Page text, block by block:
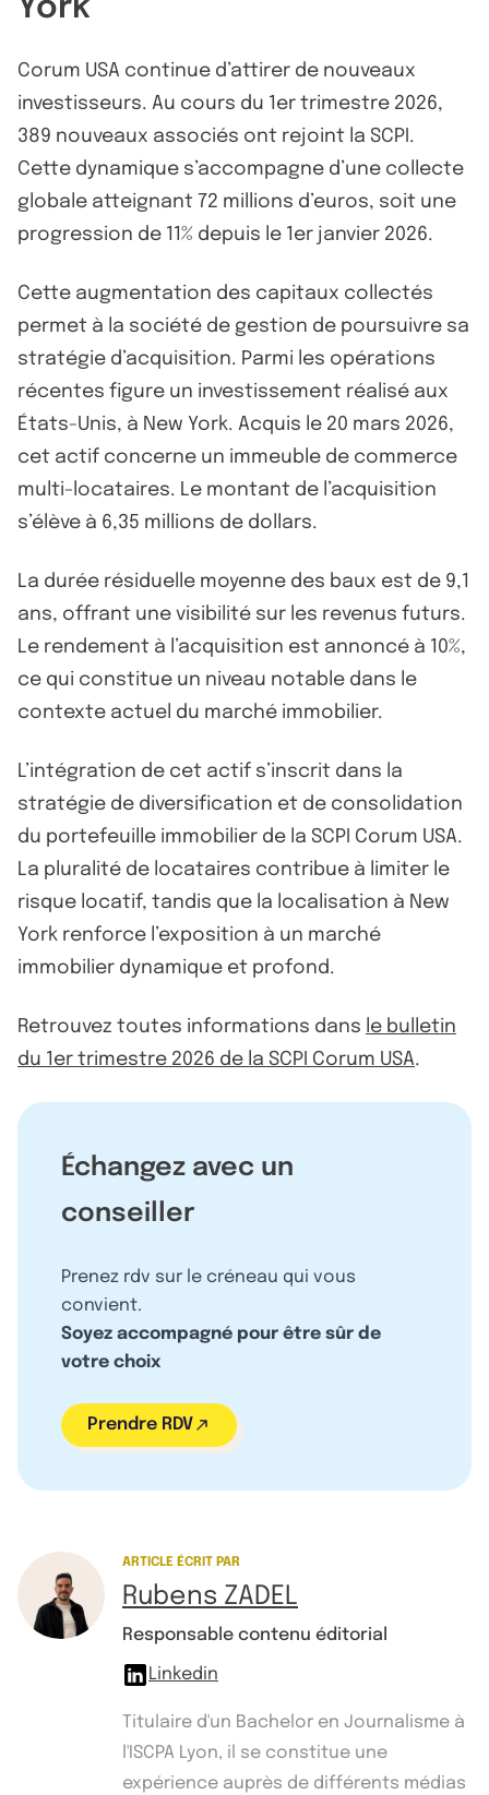
York
Corum USA continue d’attirer de nouveaux
investisseurs. Au cours du 1er trimestre 2026,
389 nouveaux associés ont rejoint la SCPI.
Cette dynamique s’accompagne d’une collecte
globale atteignant 72 millions d’euros, soit une
progression de 11% depuis le 1er janvier 2026.
Cette augmentation des capitaux collectés
permet à la société de gestion de poursuivre sa
stratégie d’acquisition. Parmi les opérations
récentes figure un investissement réalisé aux
États-Unis, à New York. Acquis le 20 mars 2026,
cet actif concerne un immeuble de commerce
multi-locataires. Le montant de l’acquisition
s’élève à 6,35 millions de dollars.
La durée résiduelle moyenne des baux est de 9,1
ans, offrant une visibilité sur les revenus futurs.
Le rendement à l’acquisition est annoncé à 10%,
ce qui constitue un niveau notable dans le
contexte actuel du marché immobilier.
L’intégration de cet actif s’inscrit dans la
stratégie de diversification et de consolidation
du portefeuille immobilier de la SCPI Corum USA.
La pluralité de locataires contribue à limiter le
risque locatif, tandis que la localisation à New
York renforce l’exposition à un marché
immobilier dynamique et profond.
Retrouvez toutes informations dans le bulletin
du 1er trimestre 2026 de la SCPI Corum USA.
Échangez avec un
conseiller
Prenez rdv sur le créneau qui vous
convient.
Soyez accompagné pour être sûr de
votre choix
Prendre RDV
ARTICLE ÉCRIT PAR
Rubens ZADEL
Responsable contenu éditorial
Linkedin
Titulaire d'un Bachelor en Journalisme à
l'ISCPA Lyon, il se constitue une
expérience auprès de différents médias